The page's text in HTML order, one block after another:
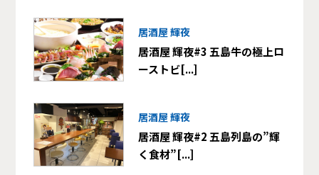
居酒屋 輝夜
居酒屋 輝夜#3 五島牛の極上ロ
ーストビ[...]
居酒屋 輝夜
居酒屋 輝夜#2 五島列島の”輝
く食材”[...]